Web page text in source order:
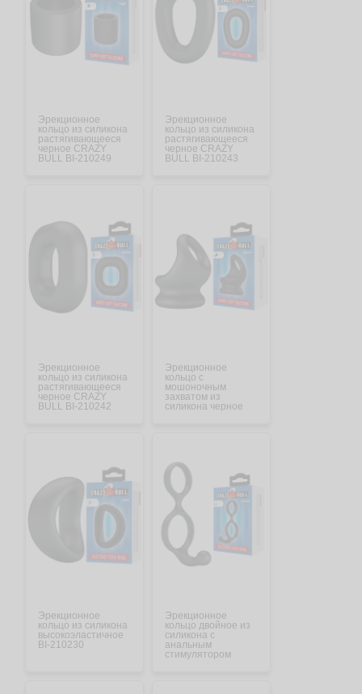
Эрекционное
кольцо из силикона
растягивающееся
черное CRAZY
BULL BI-210249
Эрекционное
кольцо из силикона
растягивающееся
черное CRAZY
BULL BI-210243
Эрекционное
кольцо из силикона
растягивающееся
черное CRAZY
BULL BI-210242
Эрекционное
кольцо с
мошоночным
захватом из
силикона черное
Эрекционное
кольцо из силикона
высокоэластичное
BI-210230
Эрекционное
кольцо двойное из
силикона с
анальным
стимулятором